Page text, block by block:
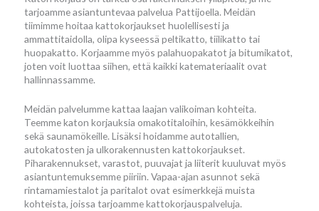
tarjoamme asiantuntevaa palvelua Pattijoella. Meidän
tiimimme hoitaa kattokorjaukset huolellisesti ja
ammattitaidolla, olipa kyseessä peltikatto, tiilikatto tai
huopakatto. Korjaamme myös palahuopakatot ja bitumikatot,
joten voit luottaa siihen, että kaikki katemateriaalit ovat
hallinnassamme.
Meidän palvelumme kattaa laajan valikoiman kohteita.
Teemme katon korjauksia omakotitaloihin, kesämökkeihin
sekä saunamökeille. Lisäksi hoidamme autotallien,
autokatosten ja ulkorakennusten kattokorjaukset.
Piharakennukset, varastot, puuvajat ja liiterit kuuluvat myös
asiantuntemuksemme piiriin. Vapaa-ajan asunnot sekä
rintamamiestalot ja paritalot ovat esimerkkejä muista
kohteista, joissa tarjoamme kattokorjauspalveluja.